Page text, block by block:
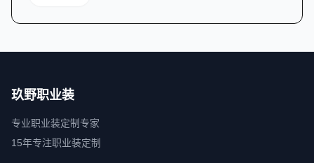
玖野职业装
专业职业装定制专家
15年专注职业装定制